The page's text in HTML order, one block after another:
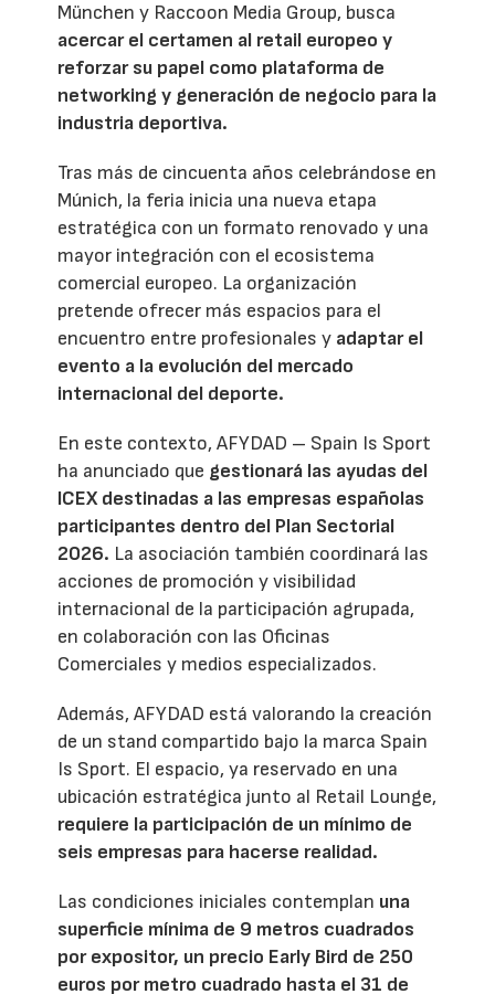
München y Raccoon Media Group, busca
acercar el certamen al retail europeo y
reforzar su papel como plataforma de
networking y generación de negocio para la
industria deportiva.
Tras más de cincuenta años celebrándose en
Múnich, la feria inicia una nueva etapa
estratégica con un formato renovado y una
mayor integración con el ecosistema
comercial europeo. La organización
pretende ofrecer más espacios para el
encuentro entre profesionales y adaptar el
evento a la evolución del mercado
internacional del deporte.
En este contexto, AFYDAD – Spain Is Sport
ha anunciado que gestionará las ayudas del
ICEX destinadas a las empresas españolas
participantes dentro del Plan Sectorial
2026. La asociación también coordinará las
acciones de promoción y visibilidad
internacional de la participación agrupada,
en colaboración con las Oficinas
Comerciales y medios especializados.
Además, AFYDAD está valorando la creación
de un stand compartido bajo la marca Spain
Is Sport. El espacio, ya reservado en una
ubicación estratégica junto al Retail Lounge,
requiere la participación de un mínimo de
seis empresas para hacerse realidad.
Las condiciones iniciales contemplan una
superficie mínima de 9 metros cuadrados
por expositor, un precio Early Bird de 250
euros por metro cuadrado hasta el 31 de